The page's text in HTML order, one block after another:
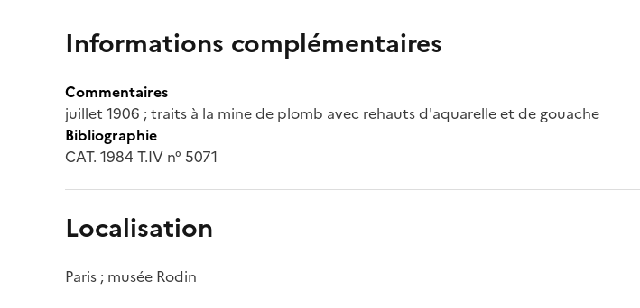
Informations complémentaires
Commentaires
juillet 1906 ; traits à la mine de plomb avec rehauts d'aquarelle et de gouache
Bibliographie
CAT. 1984 T.IV n° 5071
Localisation
Paris ; musée Rodin